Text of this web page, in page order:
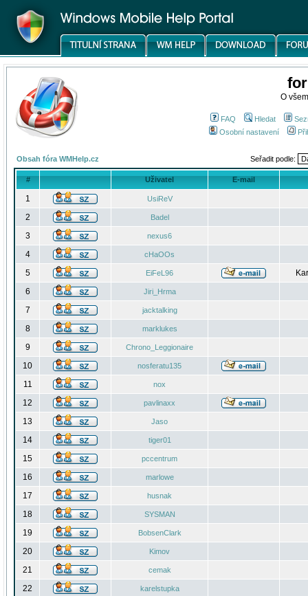
O
FAQ Hledat
Osobní nastavení
Obsah fóra WMHelp.cz Seřadit podle:
# Uživatel E-mail
1 UsiReV
2 Badel
3 nexus6
4 cHaOOs
5 EiFeL96
6
Jiri_Hrma
7 jacktalking
8 marklukes
9 Chrono_Leggionaire
10 nosferatu135
11 nox
12 pavlinaxx
13 Jaso
14 tiger01
15 pccentrum
16 marlowe
17 husnak
18 SYSMAN
19 BobsenClark
20 Kimov
21 cemak
22 karelstupka